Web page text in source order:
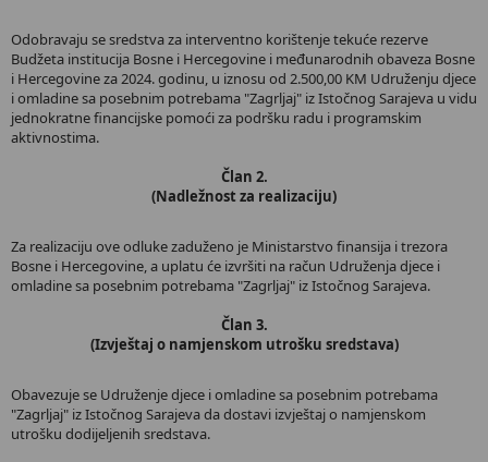
Odobravaju se sredstva za interventno korištenje tekuće rezerve
Budžeta institucija Bosne i Hercegovine i međunarodnih obaveza Bosne
i Hercegovine za 2024. godinu, u iznosu od 2.500,00 KM Udruženju djece
i omladine sa posebnim potrebama "Zagrljaj" iz Istočnog Sarajeva u vidu
jednokratne financijske pomoći za podršku radu i programskim
aktivnostima.
Član 2.
(Nadležnost za realizaciju)
Za realizaciju ove odluke zaduženo je Ministarstvo finansija i trezora
Bosne i Hercegovine, a uplatu će izvršiti na račun Udruženja djece i
omladine sa posebnim potrebama "Zagrljaj" iz Istočnog Sarajeva.
Član 3.
(Izvještaj o namjenskom utrošku sredstava)
Obavezuje se Udruženje djece i omladine sa posebnim potrebama
"Zagrljaj" iz Istočnog Sarajeva da dostavi izvještaj o namjenskom
utrošku dodijeljenih sredstava.